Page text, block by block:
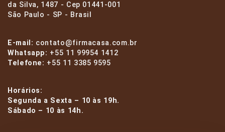
da Silva, 1487 - Cep 01441-001
São Paulo - SP - Brasil
E-mail: contato@firmacasa.com.br
Whatsapp: +55 11 99954 1412
Telefone: +55 11 3385 9595
Horários:
Segunda a Sexta – 10 às 19h.
Sábado – 10 às 14h.